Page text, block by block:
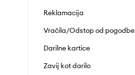
Reklamacija
Vračila/Odstop od pogodbe
Darilne kartice
Zavij kot darilo